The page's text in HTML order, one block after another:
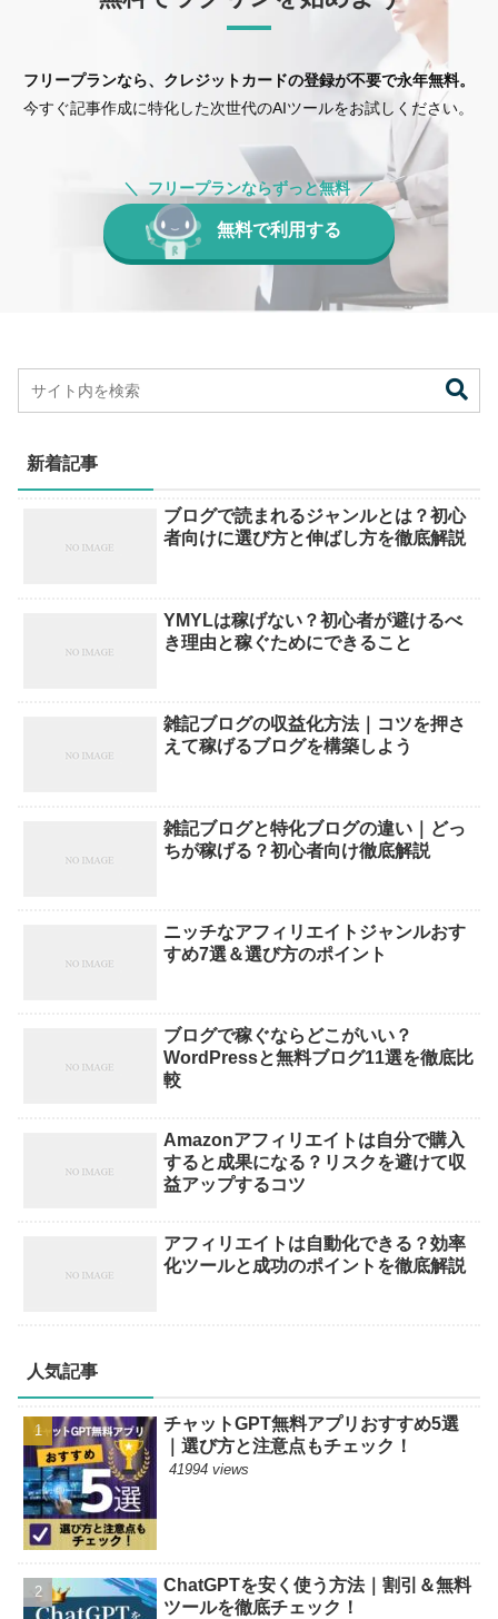
フリープランなら、クレジットカードの登録が不要で永年無料。
今すぐ記事作成に特化した次世代のAIツールをお試しください。
フリープランならずっと無料
無料で利用する
新着記事
ブログで読まれるジャンルとは？初心
者向けに選び方と伸ばし方を徹底解説
YMYLは稼げない？初心者が避けるべ
き理由と稼ぐためにできること
雑記ブログの収益化方法｜コツを押さ
えて稼げるブログを構築しよう
雑記ブログと特化ブログの違い｜どっ
ちが稼げる？初心者向け徹底解説
ニッチなアフィリエイトジャンルおす
すめ7選＆選び方のポイント
ブログで稼ぐならどこがいい？
WordPressと無料ブログ11選を徹底比
較
Amazonアフィリエイトは自分で購入
すると成果になる？リスクを避けて収
益アップするコツ
アフィリエイトは自動化できる？効率
化ツールと成功のポイントを徹底解説
人気記事
チャットGPT無料アプリおすすめ5選
｜選び方と注意点もチェック！
41994 views
ChatGPTを安く使う方法｜割引＆無料
ツールを徹底チェック！